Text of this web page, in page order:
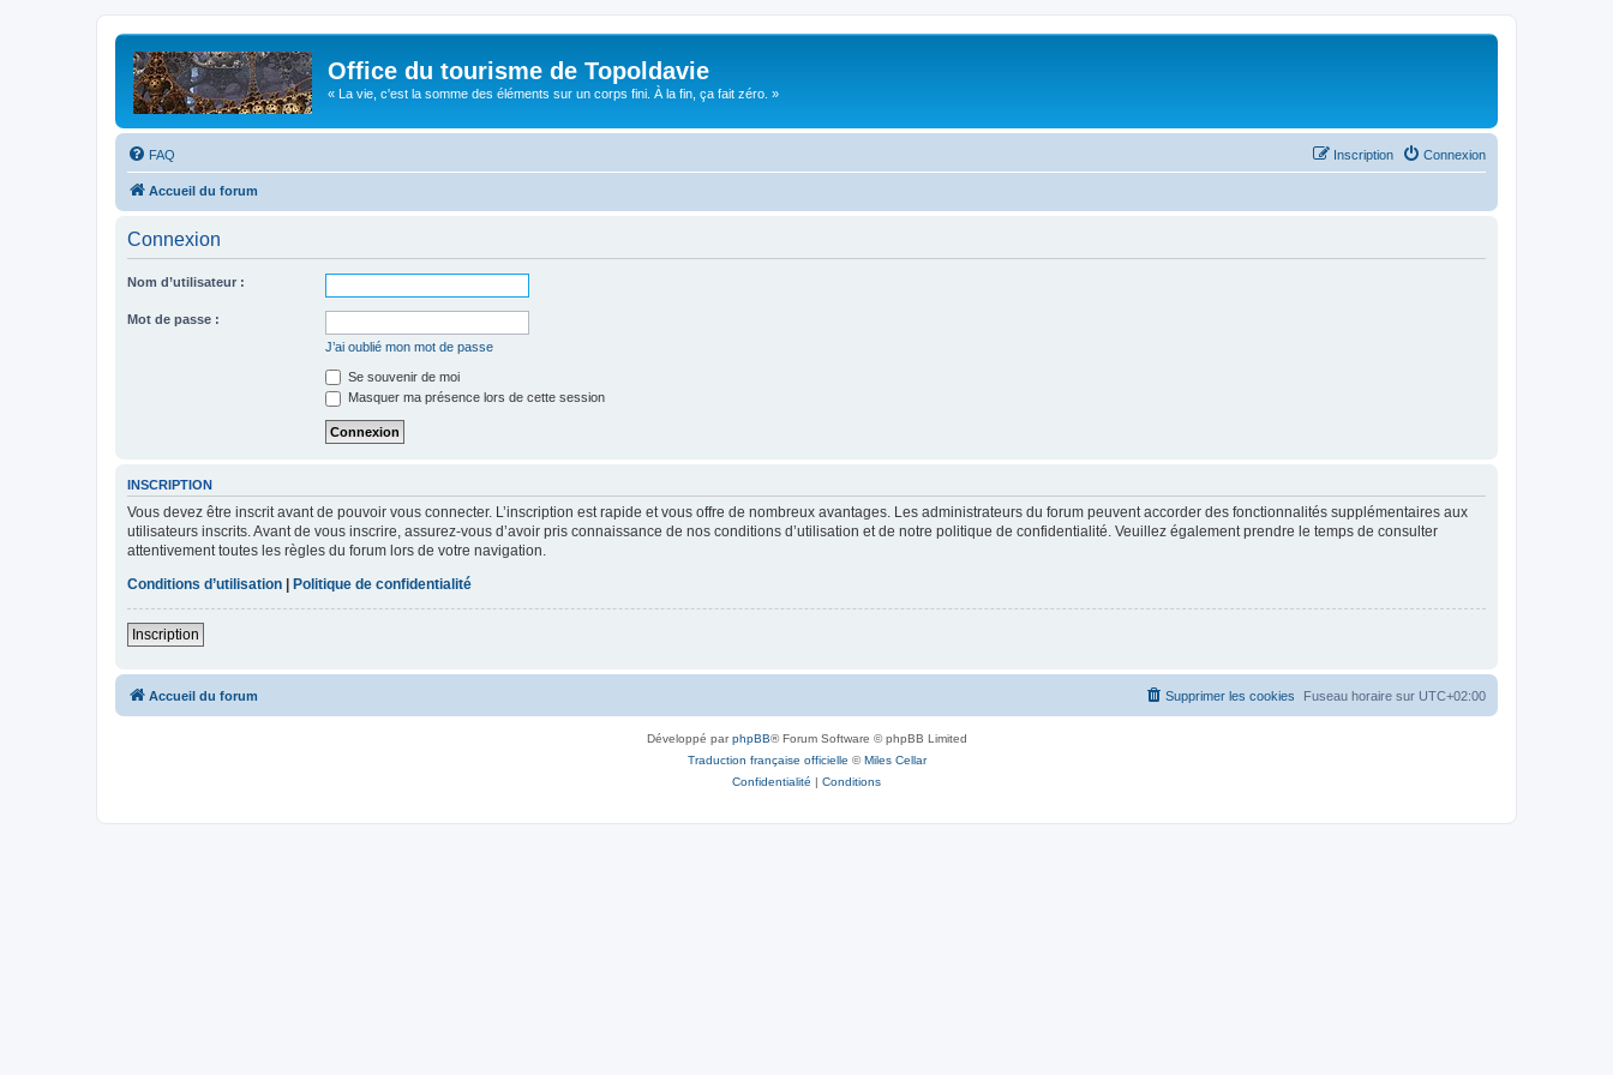
Office du tourisme de Topoldavie
« La vie, c'est la somme des éléments sur un corps fini. À la fin, ça fait zéro. »
FAQ Connexion
Inscription
Accueil du forum
Connexion
Nom d’utilisateur :
Mot de passe :
J’ai oublié mon mot de passe
Se souvenir de moi
Masquer ma présence lors de cette session
INSCRIPTION
Vous devez être inscrit avant de pouvoir vous connecter. L’inscription est rapide et vous offre de nombreux avantages. Les administrateurs du forum peuvent accorder des fonctionnalités supplémentaires aux
utilisateurs inscrits. Avant de vous inscrire, assurez-vous d’avoir pris connaissance de nos conditions d’utilisation et de notre politique de confidentialité. Veuillez également prendre le temps de consulter
attentivement toutes les règles du forum lors de votre navigation.
Conditions d’utilisation
Politique de confidentialité
Inscription
Accueil du forum Fuseau horaire sur UTC+02:00
Supprimer les cookies
Développé parphpBB® Forum Software © phpBB Limited
Traduction française officielle ©Miles Cellar
Confidentialité | Conditions